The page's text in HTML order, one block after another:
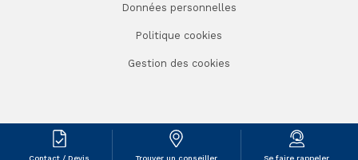
Données personnelles
Politique cookies
Gestion des cookies
Contact / Devis Trouver un conseiller Se faire rappeler